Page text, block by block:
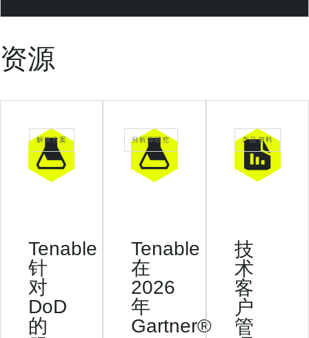
c
u
y
资源
解决方案
Tenable
针
对
DoD
的
分析师研究
Tenable
在
2026
年
Gartner®
产品资料
技
术
客
户
管